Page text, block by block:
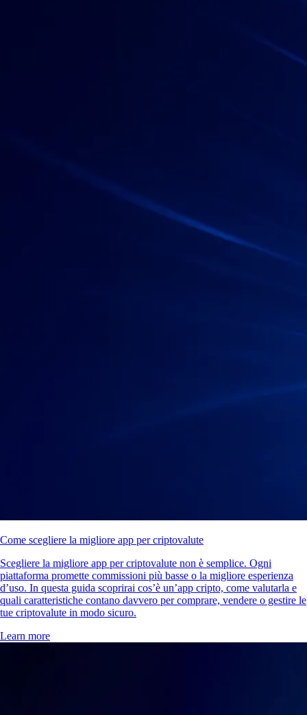
Come scegliere la migliore app per criptovalute
Scegliere la migliore app per criptovalute non è semplice. Ogni
piattaforma promette commissioni più basse o la migliore esperienza
d’uso. In questa guida scoprirai cos’è un’app cripto, come valutarla e
quali caratteristiche contano davvero per comprare, vendere o gestire le
tue criptovalute in modo sicuro.
Learn more